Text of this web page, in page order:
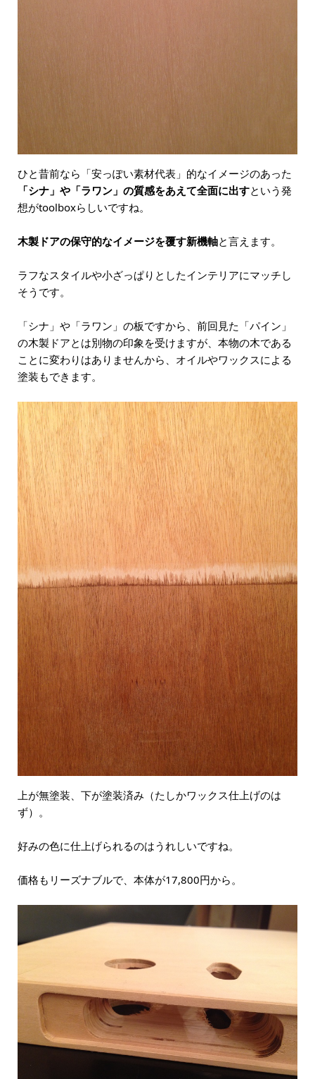
ひと昔前なら「安っぽい素材代表」的なイメージのあった
「シナ」や「ラワン」の質感をあえて全面に出すという発
想がtoolboxらしいですね。
木製ドアの保守的なイメージを覆す新機軸と言えます。
ラフなスタイルや小ざっぱりとしたインテリアにマッチし
そうです。
「シナ」や「ラワン」の板ですから、前回見た「パイン」
の木製ドアとは別物の印象を受けますが、本物の木である
ことに変わりはありませんから、オイルやワックスによる
塗装もできます。
上が無塗装、下が塗装済み（たしかワックス仕上げのは
ず）。
好みの色に仕上げられるのはうれしいですね。
価格もリーズナブルで、本体が17,800円から。